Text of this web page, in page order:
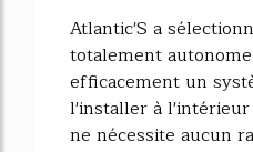
Atlantic'S a
totalement
efficacement un
l'installer à
ne nécessite aucun